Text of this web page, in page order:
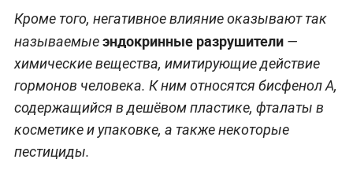
Кроме того, негативное влияние оказывают так
называемыеэндокринные разрушители—
химические вещества, имитирующие действие
гормонов человека. К ним относятся бисфенол А,
содержащийся в дешёвом пластике, фталаты в
косметике и упаковке, а также некоторые
пестициды.